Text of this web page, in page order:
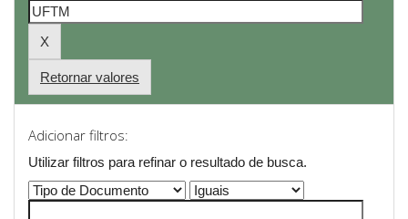
Retornar valores
Adicionar filtros:
Utilizar filtros para refinar o resultado de busca.